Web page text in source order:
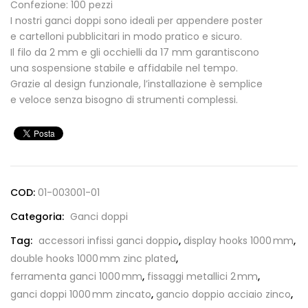
Confezione: 100 pezzi
I nostri ganci doppi sono ideali per appendere poster
e cartelloni pubblicitari in modo pratico e sicuro.
Il filo da 2 mm e gli occhielli da 17 mm garantiscono
una sospensione stabile e affidabile nel tempo.
Grazie al design funzionale, l’installazione è semplice
e veloce senza bisogno di strumenti complessi.
COD: 01-003001-01
Categoria: Ganci doppi
Tag: accessori infissi ganci doppio, display hooks 1000 mm,
double hooks 1000 mm zinc plated,
ferramenta ganci 1000 mm, fissaggi metallici 2 mm,
ganci doppi 1000 mm zincato, gancio doppio acciaio zinco,